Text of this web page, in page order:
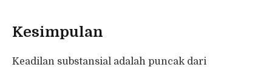
Kesimpulan
Keadilan substansial adalah puncak dari